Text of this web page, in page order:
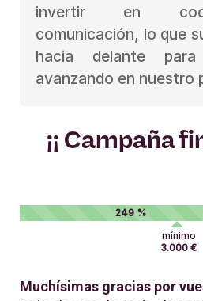
invertir en
comunicación, lo que
hacia delante
avanzando en nuestro
¡¡ Campaña
249 %
mínimo
3.000 €
Muchísimas gracias por